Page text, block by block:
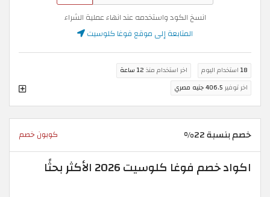
انسخ الكود واستخدمه عند انهاء عملية الشراء
المتابعة إلى موقع فوغا كلوسيت
18 استخدام اليوم اخر استخدام منذ 12 ساعة
اخر توفير 406.5 جنيه مصري
خصم بنسبة 22% كوبون خصم
اكواد خصم فوغا كلوسيت 2026 الأكثر بحثًا